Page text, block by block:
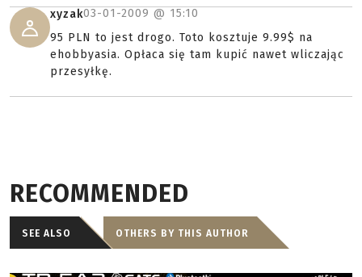
xyzak03-01-2009 @ 15:10
95 PLN to jest drogo. Toto kosztuje 9.99$ na
ehobbyasia. Opłaca się tam kupić nawet wliczając
przesyłkę.
RECOMMENDED
SEE ALSO OTHERS BY THIS AUTHOR